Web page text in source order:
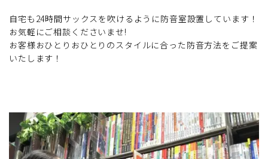
自宅も24時間サックスを吹けるように防音室設置しています！
お気軽にご相談くださいませ!
お客様おひとりおひとりのスタイルに合った防音方法をご提案
いたします！